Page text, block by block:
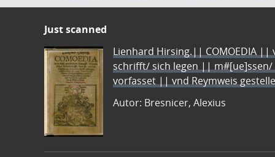
Just scanned
Lienhard Hirsing.|| COMOEDIA
schrifft/ sich legen ||
vorfasset || vnd Reymweis
Autor: Bresnicer, Alexius